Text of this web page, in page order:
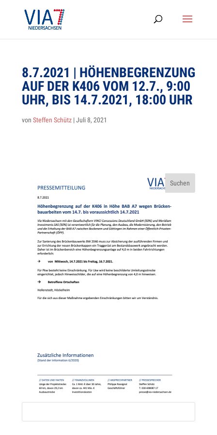
8.7.2021 | HÖHEN­BE­GREN­ZUNG
AUF DER K406 VOM 12.7., 9:00
UHR, BIS 14.7.2021, 18:00 UHR
von Steffen Schütz|Juli 8, 2021